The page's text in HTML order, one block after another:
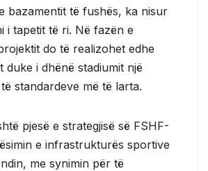
bazamentit të fushës, ka nisur
i tapetit të ri. Në fazën e
do të realizohet edhe
duke i dhënë stadiumit një
standardeve më të larta.
pjesë e strategjisë së FSHF-
e infrastrukturës sportive
me synimin për të